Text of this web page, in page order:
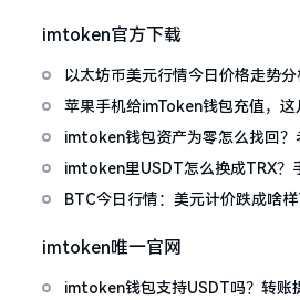
imtoken官方下载
以太坊币美元行情今日价格走势分
何避免追涨杀跌被套牢
苹果手机给imToken钱包充值，这
imtoken钱包资产为零怎么找回？
imtoken里USDT怎么换成TRX？
波场币
BTC今日行情：美元计价跌成啥样
imtoken唯一官网
imtoken钱包支持USDT吗？转账